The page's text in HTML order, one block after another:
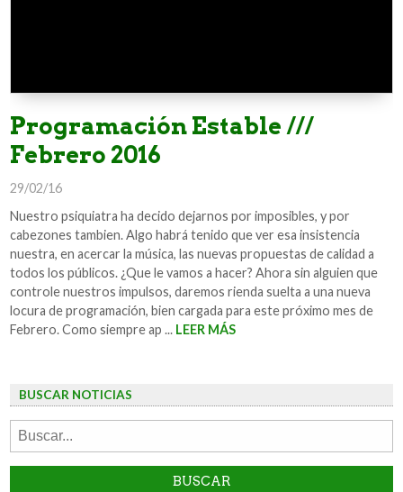
Programación Estable ///
Febrero 2016
29/02/16
Nuestro psiquiatra ha decido dejarnos por imposibles, y por
cabezones tambien. Algo habrá tenido que ver esa insistencia
nuestra, en acercar la música, las nuevas propuestas de calidad a
todos los públicos. ¿Que le vamos a hacer? Ahora sin alguien que
controle nuestros impulsos, daremos rienda suelta a una nueva
locura de programación, bien cargada para este próximo mes de
Febrero. Como siempre ap ... LEER MÁS
BUSCAR NOTICIAS